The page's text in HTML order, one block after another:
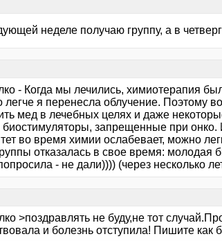
неделе получаю группу, а в
- Когда мы лечились, химиотерапия
легче я перенесла облучение. Поэтому
мед в лечебных целях и даже
биостимуляторы, запрещенные при онко.
во время химии ослабевает, можно
отказалась в свое время: молодая
- не дали)))) (через несколько
>поздравлять не буду,не тот
и болезнь отступила! Пишите как